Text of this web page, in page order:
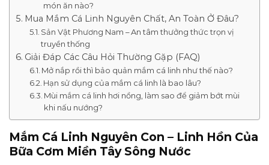
món ăn nào?
Mua Mắm Cá Linh Nguyên Chất, An Toàn Ở Đâu?
Sản Vật Phương Nam – An tâm thưởng thức trọn vị
truyền thống
Giải Đáp Các Câu Hỏi Thường Gặp (FAQ)
Mở nắp rồi thì bảo quản mắm cá linh như thế nào?
Hạn sử dụng của mắm cá linh là bao lâu?
Mùi mắm cá linh hơi nồng, làm sao để giảm bớt mùi
khi nấu nướng?
Mắm Cá Linh Nguyên Con – Linh Hồn Của
Bữa Cơm Miền Tây Sông Nước